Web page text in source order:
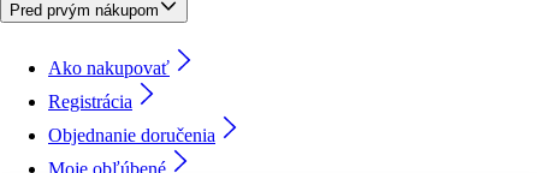
Pred prvým nákupom
Ako nakupovať
Registrácia
Objednanie doručenia
Moje obľúbené